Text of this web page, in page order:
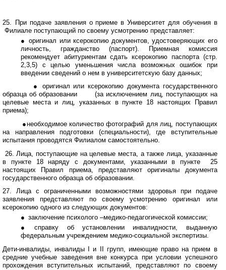
25.
При подаче заявления о приеме в Университет для обучения в
Филиале поступающий по своему усмотрению представляет:
● иоригинал или ксерокопию документов, удостоверяющих его
личность, гражданство (паспорт). Приемная комиссия
рекомендует абитуриентам сдать ксерокопию паспорта (стр.
2,3,5) с целью уменьшения числа возможных ошибок при
введении сведений о нем в университетскую базу данных;
●
оригинал или ксерокопию документа государственного
образца об образовании
(за исключением лиц, поступающих на
целевые места и лиц, указанных в пункте 18 настоящих Правил
приема);
●необходимое количество фотографий для лиц, поступающих
на направления подготовки (специальности), где вступительные
испытания проводятся Филиалом самостоятельно.
26. Лица, поступающие на целевые места, а также лица, указанные
в пункте 18 наряду с документами, указанными в пункте
25
настоящих Правил приема, представляют оригиналы документа
государственного образца об образовании.
27. Лица с ограниченными возможностями здоровья при подаче
заявления представляют по своему усмотрению оригинал или
ксерокопию одного из следующих документов:
● заключение психолого –медико-педагогической комиссии;
●
исправку об установлении инвалидности, выданную
федеральным учреждением медико-социальной экспертизы.
Дети-инвалиды, инвалиды I и II групп, имеющие право на прием в
средние учебные заведения вне конкурса при условии успешного
прохождения вступительных испытаний, представляют по своему